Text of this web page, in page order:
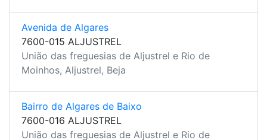
Avenida de Algares
7600-015 ALJUSTREL
União das freguesias de Aljustrel e Rio de
Moinhos, Aljustrel, Beja
Bairro de Algares de Baixo
7600-016 ALJUSTREL
União das freguesias de Aljustrel e Rio de